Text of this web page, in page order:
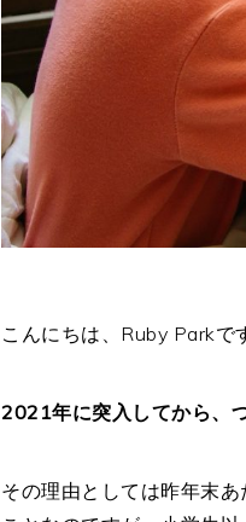
こんにちは、Ruby Parkで
2021年に突入してから、
その理由としては昨年末